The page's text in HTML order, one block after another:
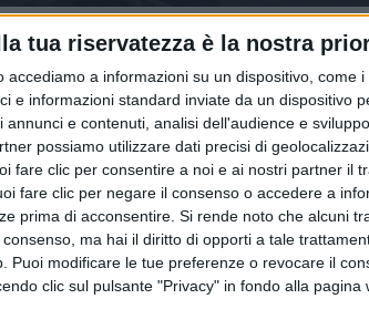
tua riservatezza è la nostra
accediamo a informazioni su un dispositivo, come
e informazioni standard inviate da un dispositivo
e contenuti, analisi dell'audience e
possiamo utilizzare dati precisi di
fare clic per consentire a noi e ai nostri partner il
fare clic per negare il consenso o accedere a
prima di acconsentire. Si rende noto che alcuni
ma hai il diritto di opporti a tale
Puoi modificare le tue preferenze o revocare il
clic sul pulsante "Privacy" in fondo alla pagina